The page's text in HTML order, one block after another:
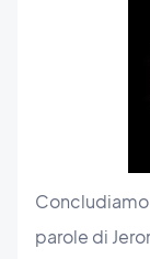
parole di